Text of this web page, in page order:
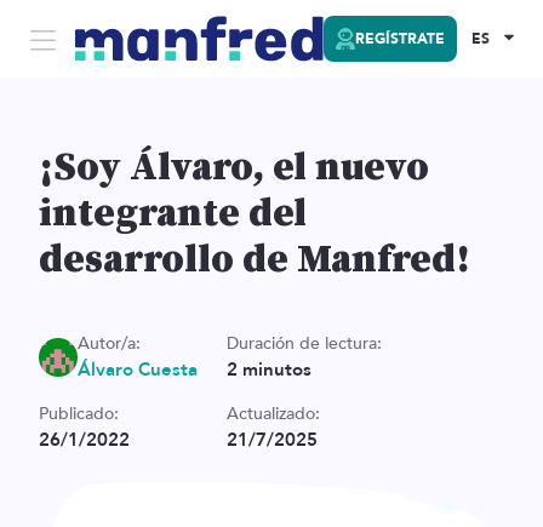
REGÍSTRATE ES
¡Soy Álvaro, el nuevo
integrante del
desarrollo de Manfred!
Autor/a:
Álvaro Cuesta
Publicado:
26/1/2022
Actualizado:
21/7/2025
Duración de lectura:
2 minutos